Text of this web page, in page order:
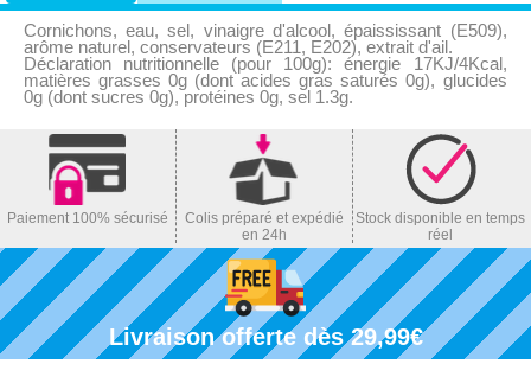
Cornichons, eau, sel, vinaigre d'alcool, épaississant (E509),
arôme naturel, conservateurs (E211, E202), extrait d'ail.
Déclaration nutritionnelle (pour 100g): énergie 17KJ/4Kcal,
matières grasses 0g (dont acides gras saturés 0g), glucides
0g (dont sucres 0g), protéines 0g, sel 1.3g.
Paiement 100% sécurisé
Colis préparé et expédié
en 24h
Stock disponible en temps
réel
Livraison offerte dès 29,99€